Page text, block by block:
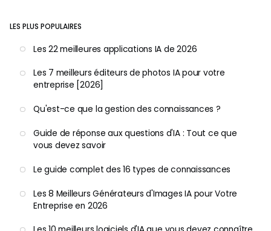
LES PLUS POPULAIRES
Les 22 meilleures applications IA de 2026
Les 7 meilleurs éditeurs de photos IA pour votre
entreprise [2026]
Qu'est-ce que la gestion des connaissances ?
Guide de réponse aux questions d'IA : Tout ce que
vous devez savoir
Le guide complet des 16 types de connaissances
Les 8 Meilleurs Générateurs d'Images IA pour Votre
Entreprise en 2026